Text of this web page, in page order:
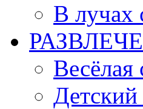
В лучах
Весёлая
Детский